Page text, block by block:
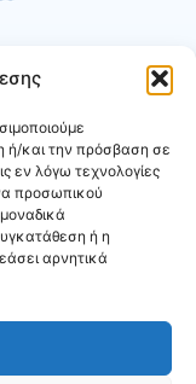
ή/και την πρόσβαση σε
εν λόγω τεχνολογίες
προσωπικού
ή η
αρνητικά